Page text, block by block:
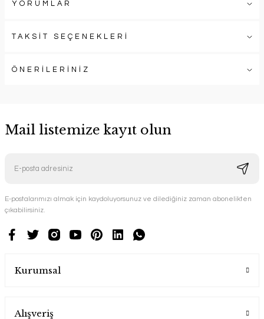
YORUMLAR
TAKSİT SEÇENEKLERİ
ÖNERİLERİNİZ
Mail listemize kayıt olun
E-postalarımızı almak için kaydoluyorsunuz ve dilediğiniz zaman abonelikten
çıkabilirsiniz.
Kurumsal
Alışveriş